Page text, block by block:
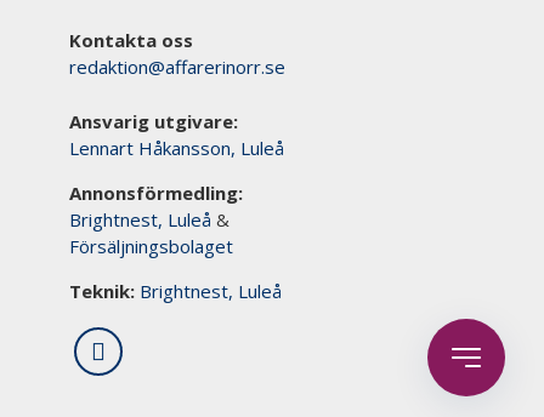
Kontakta oss
redaktion@affarerinorr.se
Ansvarig utgivare:
Lennart Håkansson, Luleå
Annonsförmedling:
Brightnest, Luleå &
Försäljningsbolaget
Teknik: Brightnest, Luleå